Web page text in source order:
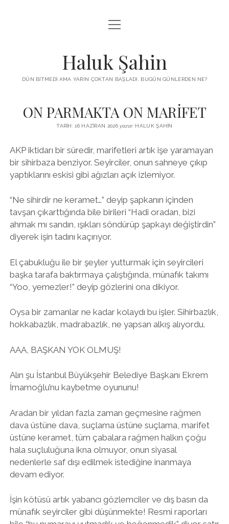
KUTUP YILDIZI
MENDIREK YAZILARI
ADA
İYI YAŞAM VE MUTLULUK ÜZERINE
BABIALI’DE CINAYET
GÜZEL MAVRELLA
PROGRAMLAR
DERS NOTLARI – LECTURE NOTES
MED 532 SPRING ‘25
YAZMADAN EDEMEDIM
HABERLER / NEWS
menüyü
aç
Haluk Şahin
DÜN BITMEDI AMA YARIN ÇOKTAN BAŞLADI. BUGÜN GÜNLERDEN NE?
ON PARMAKTA ON MARİFET
TARIH: 16 HAZIRAN 2026yazar: HALUK ŞAHIN
AKP iktidarı bir süredir, marifetleri artık işe yaramayan
bir sihirbaza benziyor. Seyirciler, onun sahneye çıkıp
yaptıklarını eskisi gibi ağızları açık izlemiyor.
“Ne sihirdir ne keramet…” deyip şapkanın içinden
tavşan çıkarttığında bile birileri “Hadi oradan, bizi
ahmak mı sandın, ışıkları söndürüp şapkayı değiştirdin”
diyerek işin tadını kaçırıyor.
El çabukluğu ile bir şeyler yutturmak için seyircileri
başka tarafa baktırmaya çalıştığında, münafık takımı
“Yoo, yemezler!” deyip gözlerini ona dikiyor.
Oysa bir zamanlar ne kadar kolaydı bu işler. Sihirbazlık,
hokkabazlık, madrabazlık, ne yapsan alkış alıyordu.
AAA, BAŞKAN YOK OLMUŞ!
Alın şu İstanbul Büyükşehir Belediye Başkanı Ekrem
İmamoğlu’nu kaybetme oyununu!
Aradan bir yıldan fazla zaman geçmesine rağmen
dava üstüne dava, suçlama üstüne suçlama, marifet
üstüne keramet, tüm çabalara rağmen halkın çoğu
hala suçluluğuna ikna olmuyor, onun siyasal
nedenlerle saf dışı edilmek istediğine inanmaya
devam ediyor.
İşin kötüsü artık yabancı gözlemciler ve dış basın da
münafık seyirciler gibi düşünmekte! Resmi raporları